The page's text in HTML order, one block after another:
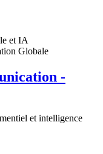
et IA
Globale
-
et intelligence